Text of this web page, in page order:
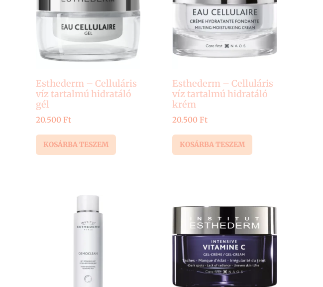
Esthederm – Celluláris
víz tartalmú hidratáló
gél
20.500 Ft
KOSÁRBA TESZEM
Esthederm – Celluláris
víz tartalmú hidratáló
krém
20.500Ft
KOSÁRBA TESZEM